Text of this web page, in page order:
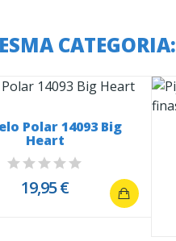
CATEGORIA:
Polar 14093 Big
Heart
19,95 €